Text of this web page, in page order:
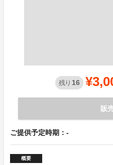
残り 16
販
ご提供予定時期：-
概要